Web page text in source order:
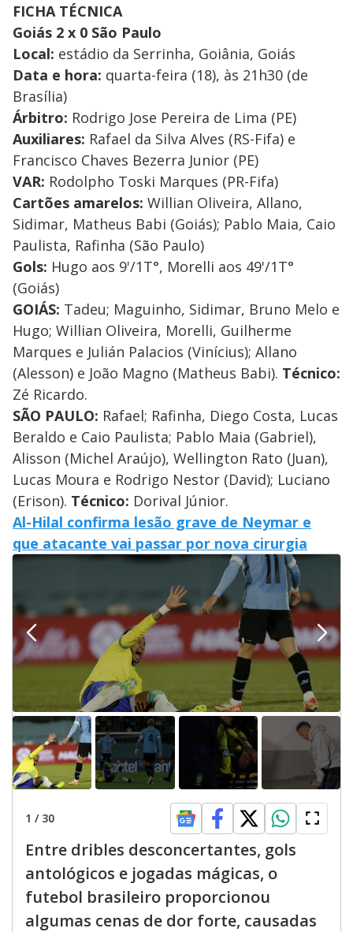
FICHA TÉCNICA
Goiás 2 x 0 São Paulo
Local: estádio da Serrinha, Goiânia, Goiás
Data e hora: quarta-feira (18), às 21h30 (de
Brasília)
Árbitro: Rodrigo Jose Pereira de Lima (PE)
Auxiliares: Rafael da Silva Alves (RS-Fifa) e
Francisco Chaves Bezerra Junior (PE)
VAR: Rodolpho Toski Marques (PR-Fifa)
Cartões amarelos: Willian Oliveira, Allano,
Sidimar, Matheus Babi (Goiás); Pablo Maia, Caio
Paulista, Rafinha (São Paulo)
Gols: Hugo aos 9'/1T°, Morelli aos 49'/1T°
(Goiás)
GOIÁS: Tadeu; Maguinho, Sidimar, Bruno Melo e
Hugo; Willian Oliveira, Morelli, Guilherme
Marques e Julián Palacios (Vinícius); Allano
(Alesson) e João Magno (Matheus Babi). Técnico:
Zé Ricardo.
SÃO PAULO: Rafael; Rafinha, Diego Costa, Lucas
Beraldo e Caio Paulista; Pablo Maia (Gabriel),
Alisson (Michel Araújo), Wellington Rato (Juan),
Lucas Moura e Rodrigo Nestor (David); Luciano
(Erison). Técnico: Dorival Júnior.
Al-Hilal confirma lesão grave de Neymar e
que atacante vai passar por nova cirurgia
1 / 30
Entre dribles desconcertantes, gols
antológicos e jogadas mágicas, o
futebol brasileiro proporcionou
algumas cenas de dor forte, causadas